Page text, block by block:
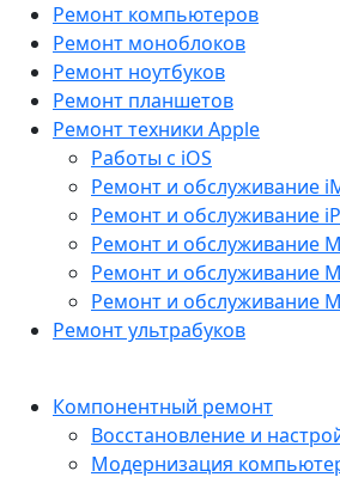
Ремонт компьютеров
Ремонт моноблоков
Ремонт ноутбуков
Ремонт планшетов
Ремонт техники Apple
Работы с iOS
Ремонт и обслуживание
Ремонт и обслуживание
Ремонт и обслуживание
Ремонт и обслуживание
Ремонт и обслуживание
Ремонт ультрабуков
Компонентный ремонт
Восстановление и
Модернизация